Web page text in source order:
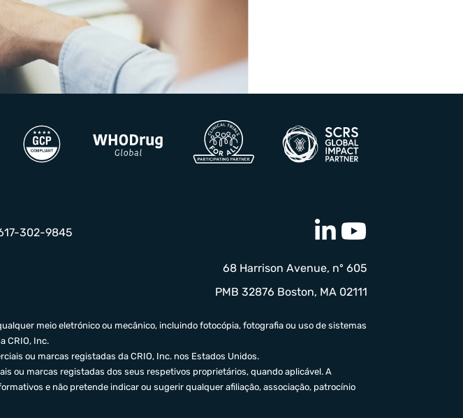
302-9845
68 Harrison Avenue, nº 605
PMB 32876 Boston, MA 02111
meio eletrónico ou mecânico, incluindo fotocópia, fotografia ou uso de sistemas
CRIO, Inc.
ou marcas registadas da CRIO, Inc. nos Estados Unidos.
ou marcas registadas dos seus respetivos proprietários, quando aplicável. A
e não pretende indicar ou sugerir qualquer afiliação, associação, patrocínio